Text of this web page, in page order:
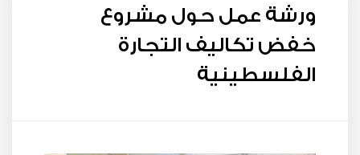
ورشة عمل حول مشروع
خفض تكاليف التجارة
الفلسطينية